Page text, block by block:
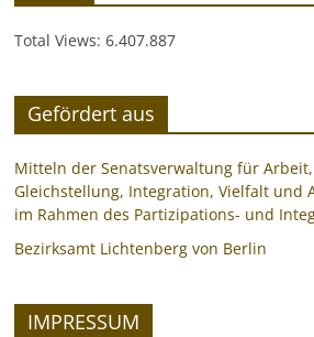
Total Views:6.407.887
Gefördert aus
Mitteln der Senatsverwaltung für Arbeit,
Gleichstellung, Integration, Vielfalt und
im Rahmen des Partizipations- und
Bezirksamt Lichtenberg von Berlin
IMPRESSUM